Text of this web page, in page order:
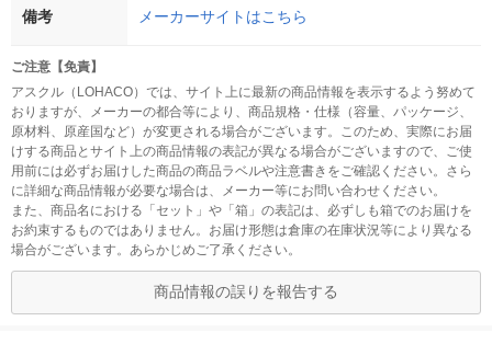
備考 メーカーサイトはこちら
ご注意【免責】
アスクル（LOHACO）では、サイト上に最新の商品情報を表示するよう努めて
おりますが、メーカーの都合等により、商品規格・仕様（容量、パッケージ、
原材料、原産国など）が変更される場合がございます。このため、実際にお届
けする商品とサイト上の商品情報の表記が異なる場合がございますので、ご使
用前には必ずお届けした商品の商品ラベルや注意書きをご確認ください。さら
に詳細な商品情報が必要な場合は、メーカー等にお問い合わせください。
また、商品名における「セット」や「箱」の表記は、必ずしも箱でのお届けを
お約束するものではありません。お届け形態は倉庫の在庫状況等により異なる
場合がございます。あらかじめご了承ください。
商品情報の誤りを報告する